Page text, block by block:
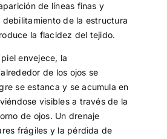
de líneas finas y
de la estructura
la flacidez del tejido.
envejece, la
de los ojos se
se estanca y se acumula en
visibles a través de la
de ojos. Un drenaje
frágiles y la pérdida de